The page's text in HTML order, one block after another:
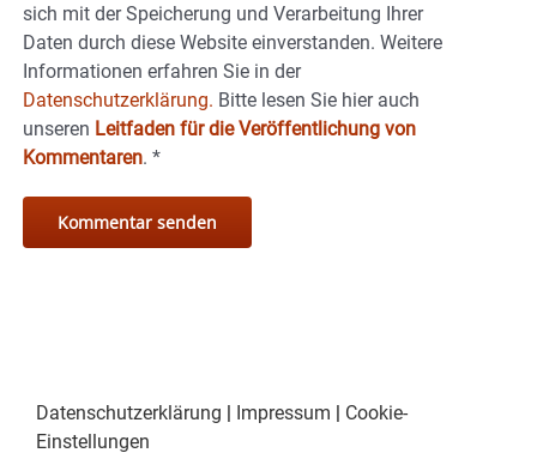
sich mit der Speicherung und Verarbeitung Ihrer
Daten durch diese Website einverstanden. Weitere
Informationen erfahren Sie in der
Datenschutzerklärung. Bitte lesen Sie hier auch
unseren Leitfaden für die Veröffentlichung von
Kommentaren. *
Datenschutzerklärung Impressum
Cookie-
Einstellungen